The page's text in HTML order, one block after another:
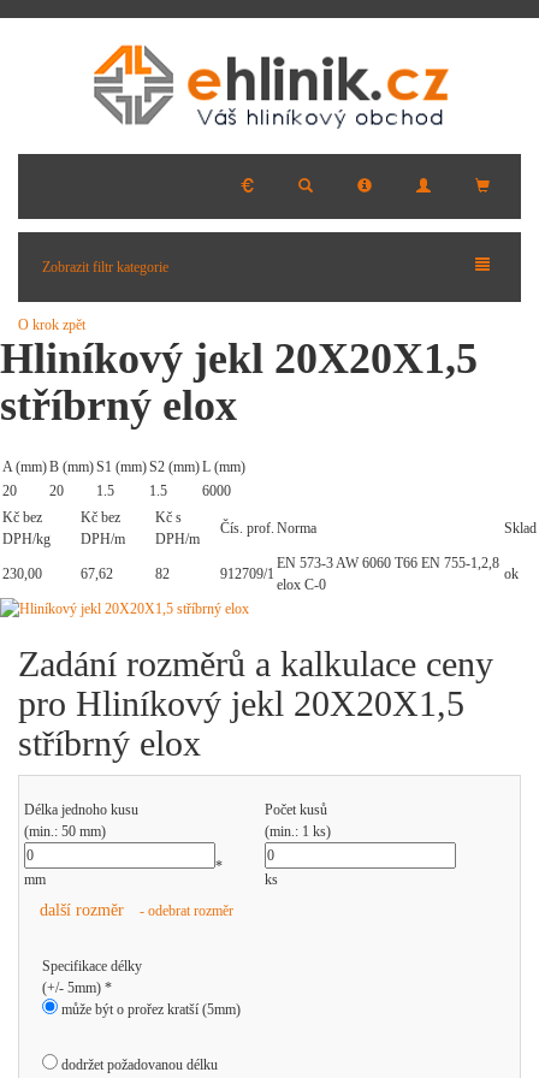
Zobrazit filtr kategorie
O krok zpět
Hliníkový jekl 20X20X1,5
stříbrný elox
A (mm)B (mm)S1 (mm)S2 (mm)L (mm)
20
20 1.5 1.5
6000
Kč bez
DPH/kg
Kč bez
DPH/m
Kč s
DPH/m
Čís. prof. Norma Sklad
230,00 67,62 82 912709/1
EN 573-3 AW 6060 T66 EN 755-1,2,8
elox C-0
ok
Zadání rozměrů a kalkulace ceny
pro Hliníkový jekl 20X20X1,5
stříbrný elox
Délka jednoho kusu
(min.: 50 mm)
Počet kusů
(min.: 1 ks)
mm
*
ks
další rozměr - odebrat rozměr
Specifikace délky
(+/- 5mm) *
může být o prořez kratší (5mm)
dodržet požadovanou délku